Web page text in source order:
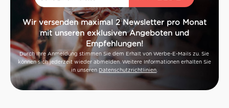
Wir versenden maximal 2 Newsletter pro Monat
mit unseren exklusiven Angeboten und
Empfehlungen!
Durch Ihre Anmeldung stimmen Sie dem Erhalt von Werbe-E-Mails zu. Sie
können sich jederzeit wieder abmelden. Weitere Informationen erhalten Sie
in unseren Datenschutzrichtlinien